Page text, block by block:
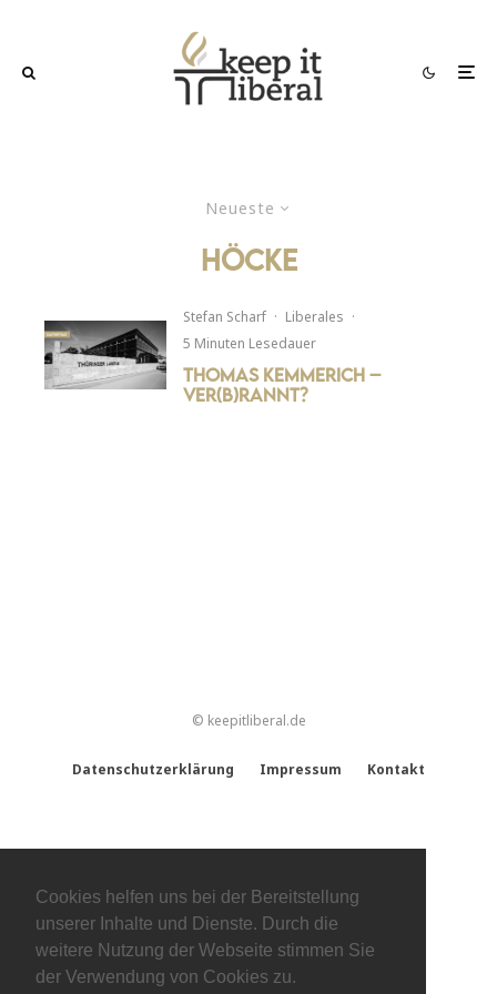
Cookies helfen uns bei der Bereitstellung
unserer Inhalte und Dienste. Durch die
weitere Nutzung der Webseite stimmen Sie
der Verwendung von Cookies zu.
Neueste
höcke
Stefan Scharf · Liberales ·
5 Minuten Lesedauer
Thomas Kemmerich –
Ver(b)rannt?
© keepitliberal.de
Datenschutzerklärung Impressum Kontakt